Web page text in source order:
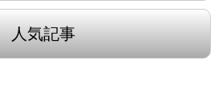
人気記事